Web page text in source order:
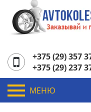
+375 (29) 357
+375 (29) 237
МЕНЮ